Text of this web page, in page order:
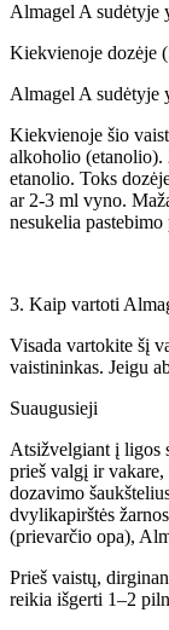
Almagel A sudėtyje
Kiekvienoje dozėje
Almagel A sudėtyje
Kiekvienoje šio
alkoholio (etanolio).
etanolio. Toks
ar 2-3 ml vyno.
nesukelia
3. Kaip vartoti
Visada vartokite šį
vaistininkas. Jeigu
Suaugusieji
Atsižvelgiant į ligos
prieš valgį ir
dozavimo
dvylikapirštės
(prievarčio opa),
Prieš vaistų,
reikia išgerti 1–2